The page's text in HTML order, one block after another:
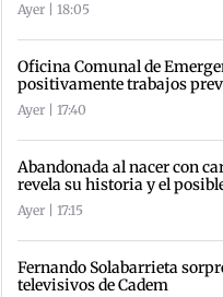
Ayer | 18:05
Oficina Comunal de
positivamente trabajos
Ayer | 17:40
Abandonada al nacer con
revela su historia y el
Ayer | 17:15
Fernando Solabarrieta
televisivos de Cadem